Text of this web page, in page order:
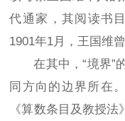
代通家，其阅读书
1901年1月，王国维
在其中，“境界”
同方向的边界所在
《算数条目及教授